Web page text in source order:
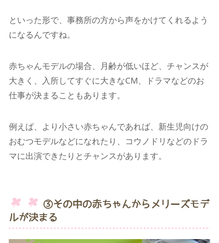
といった形で、事務所の方から声をかけてくれるよう
になるんですね。
赤ちゃんモデルの場合、月齢が低いほど、チャンスが
大きく、入所してすぐに大きなCM、ドラマなどのお
仕事が決まることもあります。
例えば、より小さい赤ちゃんであれば、新生児向けの
おむつモデルなどになれたり、コウノドリなどのドラ
マに出演できたりとチャンスがあります。
③その中の赤ちゃんからメリーズモデ
ルが決まる